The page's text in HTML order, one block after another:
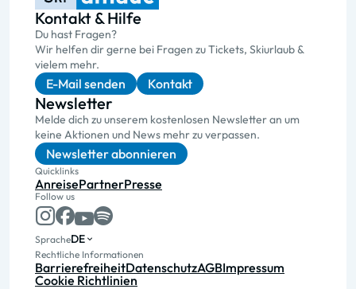
Kontakt & Hilfe
Du hast Fragen?
Wir helfen dir gerne bei Fragen zu Tickets, Skiurlaub &
vielem mehr.
E-Mail senden Kontakt
Newsletter
Melde dich zu unserem kostenlosen Newsletter an um
keine Aktionen und News mehr zu verpassen.
Newsletter abonnieren
Quicklinks
AnreisePartnerPresse
Follow us
SpracheDE
Rechtliche Informationen
BarrierefreiheitDatenschutzAGBImpressum
Cookie Richtlinien